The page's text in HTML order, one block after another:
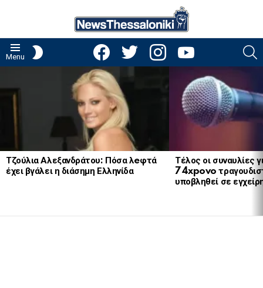
Menu
facebooktwitter instagramyoutube
Τζούλια Αλεξανδράτου: Πόσα λeφτά
έχει βγάλει η διάσημη Ελληνίδα
Τέλος οι συναυλίες
74xpovo
υποβληθεί σε